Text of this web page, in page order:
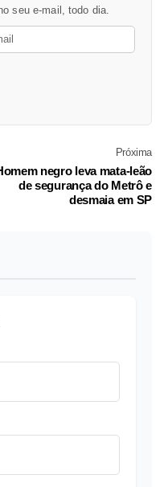
seu e-mail, todo dia.
Próxima
negro leva mata-leão
de segurança do Metrô e
desmaia em SP